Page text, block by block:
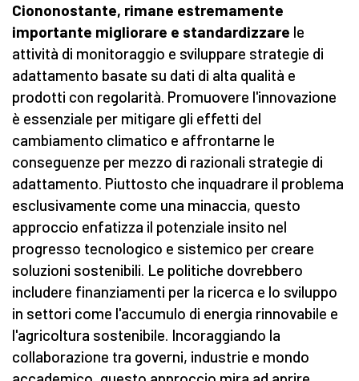
Ciononostante, rimane estremamente
importante migliorare e standardizzare le
attività di monitoraggio e sviluppare strategie di
adattamento basate su dati di alta qualità e
prodotti con regolarità. Promuovere l'innovazione
è essenziale per mitigare gli effetti del
cambiamento climatico e affrontarne le
conseguenze per mezzo di razionali strategie di
adattamento. Piuttosto che inquadrare il problema
esclusivamente come una minaccia, questo
approccio enfatizza il potenziale insito nel
progresso tecnologico e sistemico per creare
soluzioni sostenibili. Le politiche dovrebbero
includere finanziamenti per la ricerca e lo sviluppo
in settori come l'accumulo di energia rinnovabile e
l'agricoltura sostenibile. Incoraggiando la
collaborazione tra governi, industrie e mondo